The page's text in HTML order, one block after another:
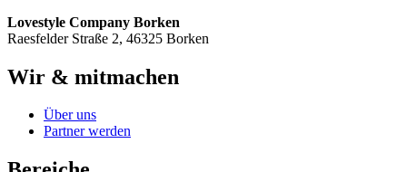
Lovestyle Company Borken
Raesfelder Straße 2, 46325 Borken
Wir & mitmachen
Über uns
Partner werden